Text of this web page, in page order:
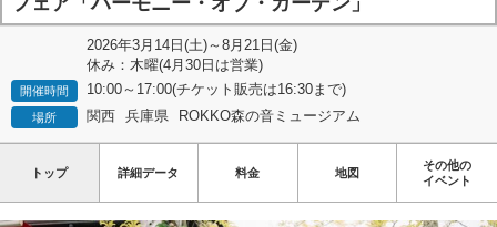
2026年3月14日(土)～8月21日(金)
休み：木曜(4月30日は営業)
開催時間 10:00～17:00(チケット販売は16:30まで)
場所 関西 兵庫県 ROKKO森の音ミュージアム
トップ 詳細データ 料金 地図
その他の
イベント